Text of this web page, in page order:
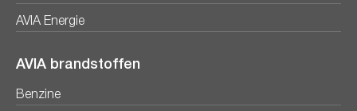
AVIA Energie
AVIA brandstoffen
Benzine